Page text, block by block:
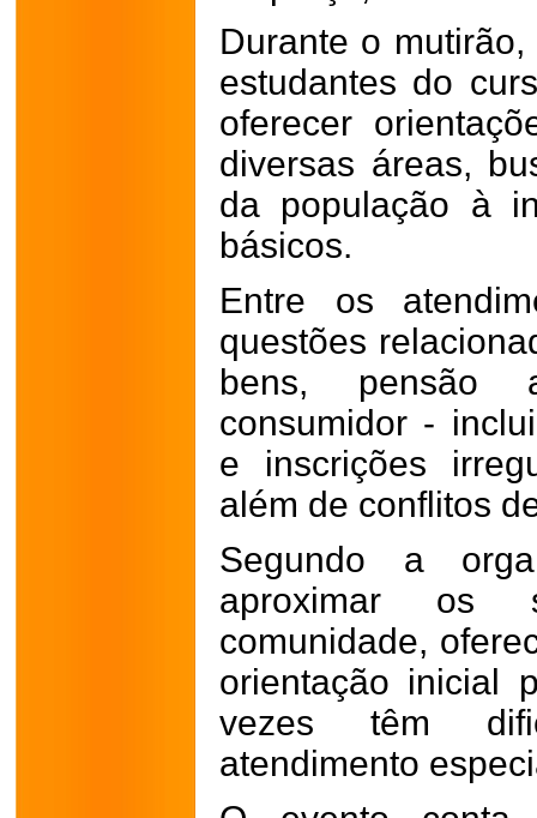
Durante o
estudantes do
oferecer
diversas áreas,
da população à
básicos.
Entre os
questões
bens, pensão
consumidor -
e inscrições
além de conflitos
Segundo a
aproximar os
comunidade,
orientação inicial
vezes têm
atendimento